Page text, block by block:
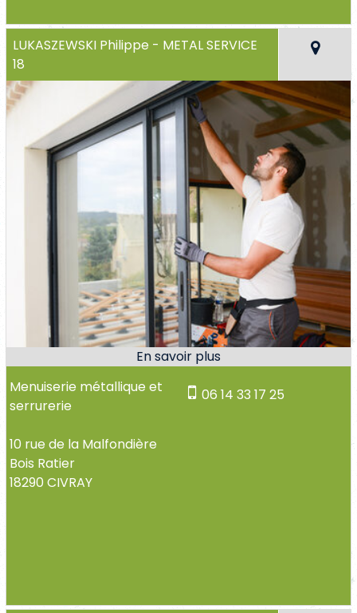
LUKASZEWSKI Philippe - METAL SERVICE
18
Menuiserie métallique et
serrurerie
10 rue de la Malfondière
Bois Ratier
18290 CIVRAY
06 14 33 17 25